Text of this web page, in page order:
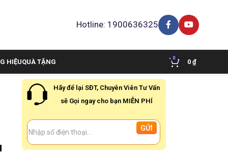
Hotline: 1900636325
HIỆUQUÀ TẶNG 0
0 ₫
Hãy để lại SĐT, Chuyên Viên Tư Vấn
sẽ Gọi ngay cho bạn MIỄN PHÍ